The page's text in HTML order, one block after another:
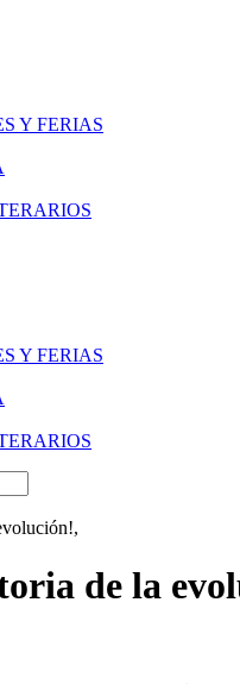
Y FERIAS
Y FERIAS
de la